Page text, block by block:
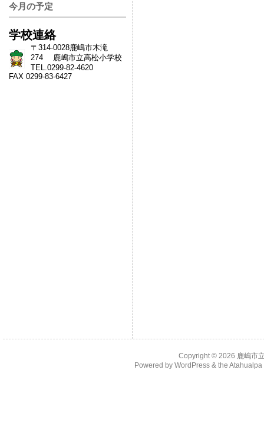
今月の予定
学校連絡
〒314-0028鹿嶋市木滝
274 鹿嶋市立高松小学校
TEL.0299-82-4620
FAX 0299-83-6427
Copyright © 2026 鹿嶋市
Powered by WordPress& the Atahualpa